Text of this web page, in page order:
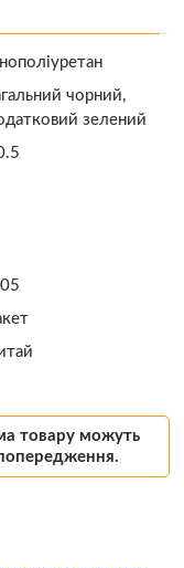
чорний,
зелений
товару можуть